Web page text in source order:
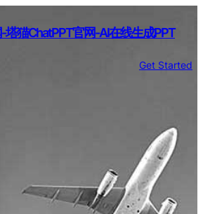
塔猫ChatPPT官网-AI在线生成PPT
Get Started